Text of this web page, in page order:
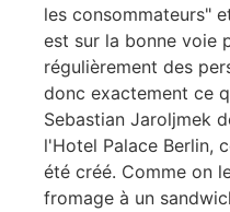
les consommateurs"
est sur la bonne voie
régulièrement des
donc exactement ce
Sebastian Jaroljmek
l'Hotel Palace Berlin,
été créé. Comme on
fromage à un